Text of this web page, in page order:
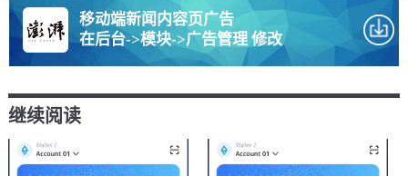
移动端新闻内容页广告
在后台->模块->广告管理 修改
继续阅读